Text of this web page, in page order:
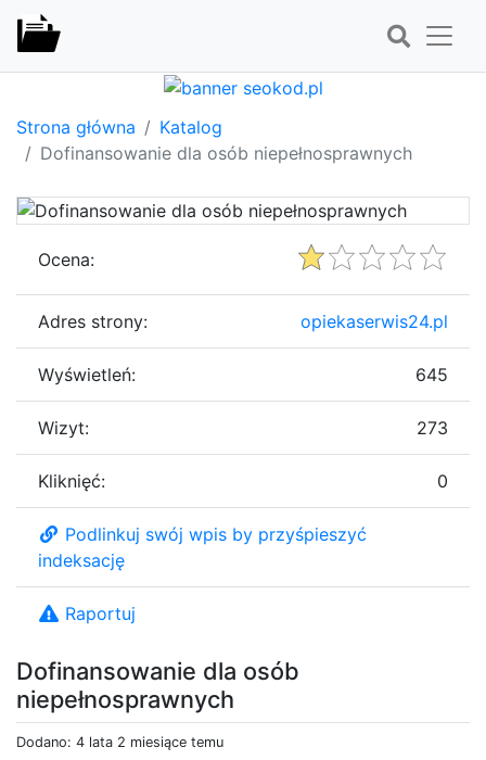
Strona główna
Katalog
Dofinansowanie dla osób niepełnosprawnych
Dofinansowanie dla osób
niepełnosprawnych
Dodano: 4 lata 2 miesiące temu
Ocena:
Adres strony: opiekaserwis24.pl
Wyświetleń: 645
Wizyt: 273
Kliknięć: 0
Podlinkuj swój wpis by przyśpieszyć
indeksację
Raportuj